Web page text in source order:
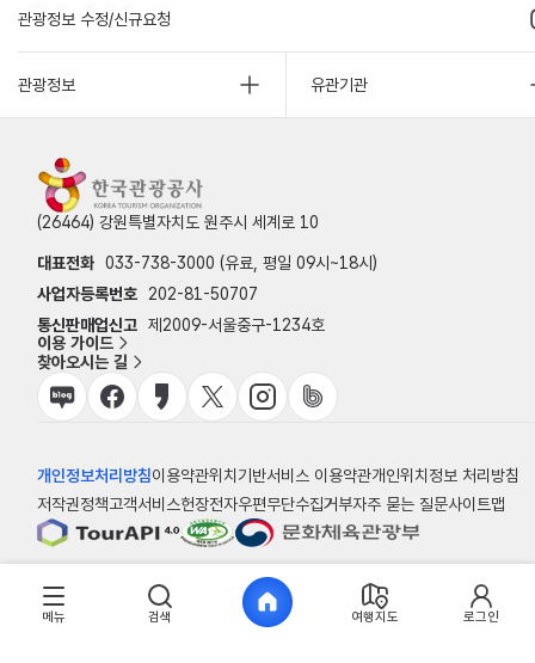
관광정보 수정/신규요청
관광정보 유관기관
(26464) 강원특별자치도 원주시 세계로 10
대표전화 033-738-3000 (유료, 평일 09시~18시)
사업자등록번호
202-81-50707
통신판매업신고 제2009-서울중구-1234호
이용 가이드
찾아오시는 길
개인정보처리방침이용약관위치기반서비스 이용약관개인위치정보 처리방침
저작권정책고객서비스헌장전자우편무단수집거부자주 묻는 질문사이트맵
© 한국관광공사
메뉴 검색 여행지도 로그인